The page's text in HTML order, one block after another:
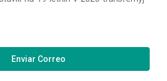
Enviar Correo